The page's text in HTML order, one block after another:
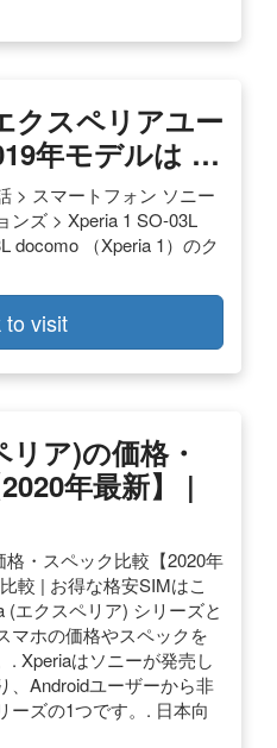
クスペリアユー
年モデルは …
> スマートフォン ソニー
ンズ > Xperia 1 SO-03L
docomo （Xperia 1）のク
to visit
ア)の価格・
年最新】 |
・スペック比較【2020年
較 | お得な格安SIMはこ
(エクスペリア) シリーズと
マホの価格やスペックを
. Xperiaはソニーが発売し
、Androidユーザーから非
ーズの1つです。. 日本向